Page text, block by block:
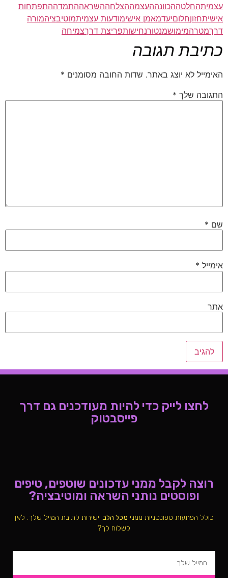
עצמיתהחלטההכוונההעצמההצלחההשראההתמדההתפתחות
אישיתחזוןחלוםיעדמאמן אישימודעות עצמיתמוטיבציהמורה
דרךמטרהמימושמנטורנחישותפריצת דרךצמיחה
כתיבת תגובה
האימייל לא יוצג באתר. שדות החובה מסומנים *
התגובה שלך *
שם *
אימייל *
אתר
לחצו לייק כדי להיות מעודכנים גם דרך
פייסבטוק
רוצה לקבל ממני עדכונים שוטפים, טיפים
ופוסטים נותני השראה ומוטיבציה?
כולל הפתעות ספונטניות ממני מכל הלב, ישירות לתיבת המייל שלך. לאן
לשלוח לך?